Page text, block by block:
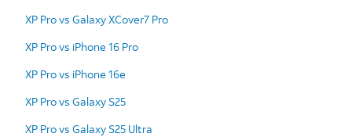
XP Pro vs Galaxy XCover7 Pro
XP Pro vs iPhone 16 Pro
XP Pro vs iPhone 16e
XP Pro vs Galaxy S25
XP Pro vs Galaxy S25 Ultra